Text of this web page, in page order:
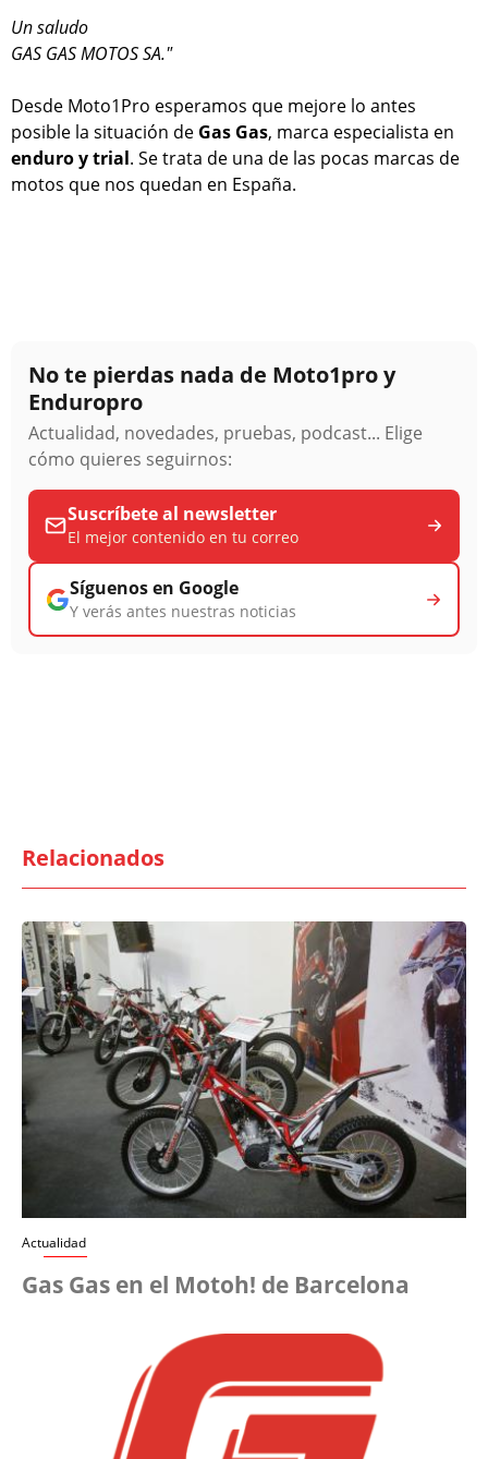
Un saludo
GAS GAS MOTOS SA."
Desde Moto1Pro esperamos que mejore lo antes
posible la situación de Gas Gas, marca especialista en
enduro y trial. Se trata de una de las pocas marcas de
motos que nos quedan en España.
No te pierdas nada de Moto1pro y
Enduropro
Actualidad, novedades, pruebas, podcast... Elige
cómo quieres seguirnos:
Suscríbete al newsletter
El mejor contenido en tu correo
Síguenos en Google
Y verás antes nuestras noticias
Relacionados
Actualidad
Gas Gas en el Motoh! de Barcelona